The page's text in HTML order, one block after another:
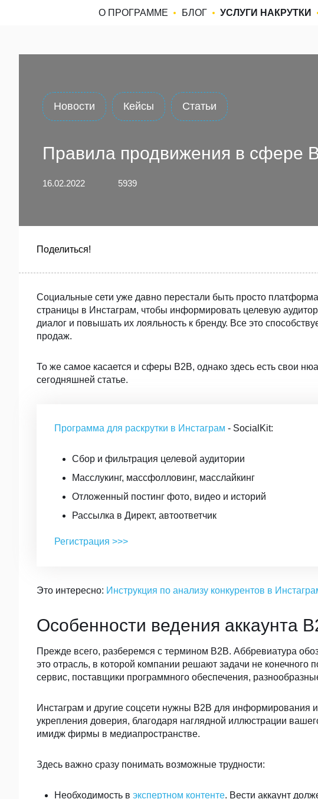
О ПРОГРАММЕ БЛОГ УСЛУГИ НАКРУТКИ
Новости Кейсы Статьи
Правила продвижения в сфере
16.02.2022 5939
Поделиться!
Социальные сети уже давно перестали быть просто
страницы в Инстаграм, чтобы информировать целевую
диалог и повышать их лояльность к бренду. Все это
продаж.
То же самое касается и сферы B2B, однако здесь есть свои
сегодняшней статье.
Программа для раскрутки в Инстаграм - SocialKit:
Сбор и фильтрация целевой аудитории
Масслукинг, массфолловинг, масслайкинг
Отложенный постинг фото, видео и историй
Рассылка в Директ, автоответчик
Регистрация >>>
Это интересно: Инструкция по анализу конкурентов в
Особенности ведения аккаунта
Прежде всего, разберемся с термином B2B. Аббревиатура
это отрасль, в которой компании решают задачи не
сервис, поставщики программного обеспечения,
Инстаграм и другие соцсети нужны B2B для
укрепления доверия, благодаря наглядной иллюстрации
имидж фирмы в медиапространстве.
Здесь важно сразу понимать возможные трудности:
Необходимость в экспертном контенте. Вести аккаунт